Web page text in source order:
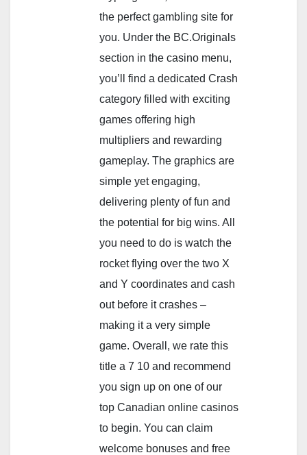
the perfect gambling site for
you. Under the BC.Originals
section in the casino menu,
you’ll find a dedicated Crash
category filled with exciting
games offering high
multipliers and rewarding
gameplay. The graphics are
simple yet engaging,
delivering plenty of fun and
the potential for big wins. All
you need to do is watch the
rocket flying over the two X
and Y coordinates and cash
out before it crashes –
making it a very simple
game. Overall, we rate this
title a 7 10 and recommend
you sign up on one of our
top Canadian online casinos
to begin. You can claim
welcome bonuses and free